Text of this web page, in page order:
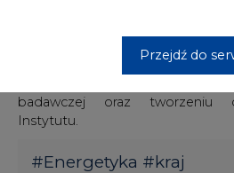
Przejdź do
pracodawców. Rada
Instytutowi kierunki badań i
badawczej oraz tworzeniu
Instytutu.
#Energetyka #kraj